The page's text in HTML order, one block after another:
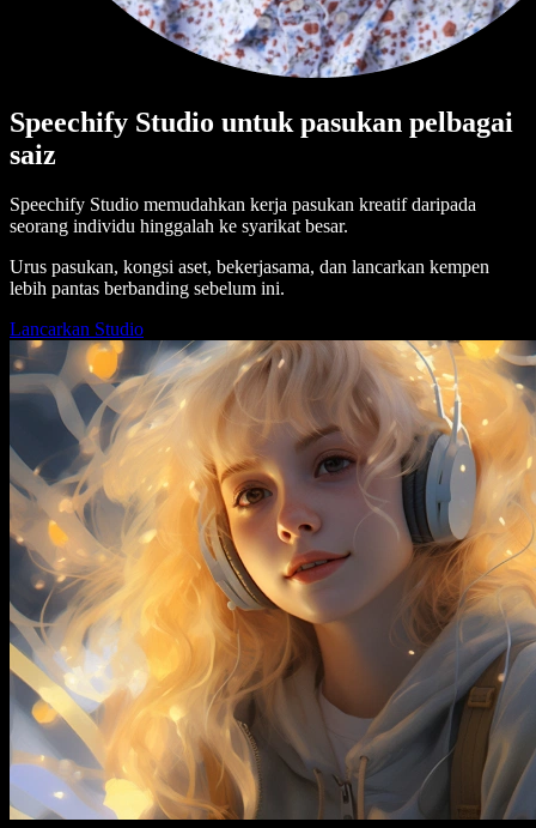
Speechify Studio untuk pasukan pelbagai
saiz
Speechify Studio memudahkan kerja pasukan kreatif daripada
seorang individu hinggalah ke syarikat besar.
Urus pasukan, kongsi aset, bekerjasama, dan lancarkan kempen
lebih pantas berbanding sebelum ini.
Lancarkan Studio